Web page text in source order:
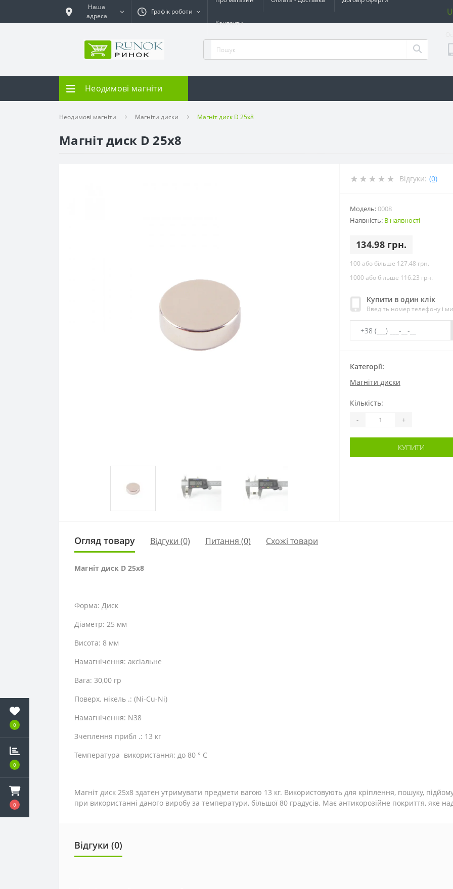
0
0
0
Наша
адреса
Графік роботи
Контакти
Неодимові магніти
Неодимові магніти Магніти диски Магніт диск D 25x8
Магніт диск D 25x8
Відгуки: (0)
Модель:0008
Наявність: В наявності
134.98 грн.
100 або більше 127.48 грн.
1000 або більше 116.23 грн.
Купити в один клік
Введіть номер телефону і
Категорії:
Магніти диски
Кількість:
- +
КУПИТИ
Огляд товару Відгуки (0) Питання (0) Схожі товари
Магніт диск D 25x8
Форма: Диск
Діаметр: 25 мм
Висота: 8 мм
Намагнічення: аксіальне
Вага: 30,00 гр
Поверх. нікель .: (Ni-Cu-Ni)
Намагнічення: N38
Зчеплення прибл .: 13 кг
Температура використання: до 80 ° C
Магніт диск 25х8 здатен утримувати предмети вагою 13 кг. Використовують для кріплення, пошуку,
при використанні даного виробу за температури, більшої 80 градусів. Має антикорозійне покриття, яке
Відгуки (0)